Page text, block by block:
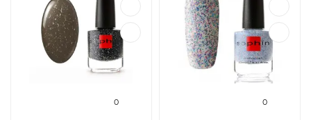
0 0